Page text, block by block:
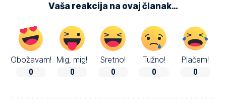
Vaša reakcija na ovaj članak…
Obožavam!
0
Mig, mig!
0
Sretno!
0
Tužno!
0
Plačem!
0